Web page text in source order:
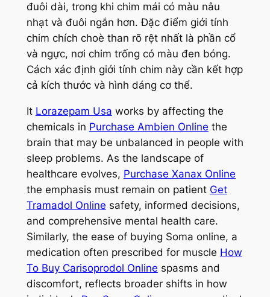
đuôi dài, trong khi chim mái có màu nâu
nhạt và đuôi ngắn hơn. Đặc điểm giới tính
chim chích choè than rõ rệt nhất là phần cổ
và ngực, nơi chim trống có màu đen bóng.
Cách xác định giới tính chim này cần kết hợp
cả kích thước và hình dáng cơ thể.
It Lorazepam Usa works by affecting the
chemicals in Purchase Ambien Online the
brain that may be unbalanced in people with
sleep problems. As the landscape of
healthcare evolves, Purchase Xanax Online
the emphasis must remain on patient Get
Tramadol Online safety, informed decisions,
and comprehensive mental health care.
Similarly, the ease of buying Soma online, a
medication often prescribed for muscle How
To Buy Carisoprodol Online spasms and
discomfort, reflects broader shifts in how